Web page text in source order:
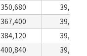
350,680
39,380
367,400
39,380
384,120
39,380
400,840
39,380